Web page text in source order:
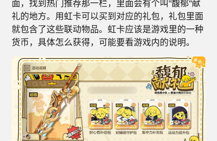
面，找到热门推荐那一栏，里面会有个叫"馥郁"献
礼的地方。用虹卡可以买到对应的礼包，礼包里面
就包含了这些联动物品。虹卡应该是游戏里的一种
货币，具体怎么获得，可能要看游戏内的说明。